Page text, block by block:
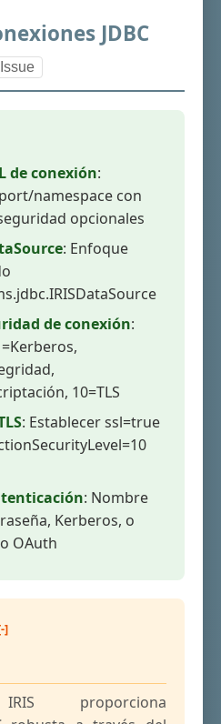
JDBC
de conexión:
namespace con
opcionales
: Enfoque
de conexión:
10=TLS
: Establecer ssl=true
: Nombre
Kerberos, o
OAuth
proporciona